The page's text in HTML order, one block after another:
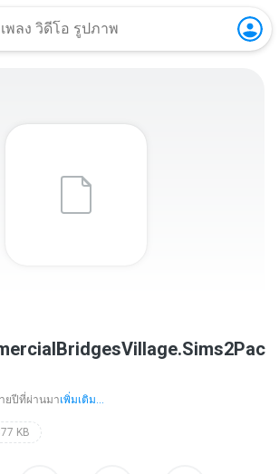
ยปีที่ผ่านมาเพิ่มเติม...
KB